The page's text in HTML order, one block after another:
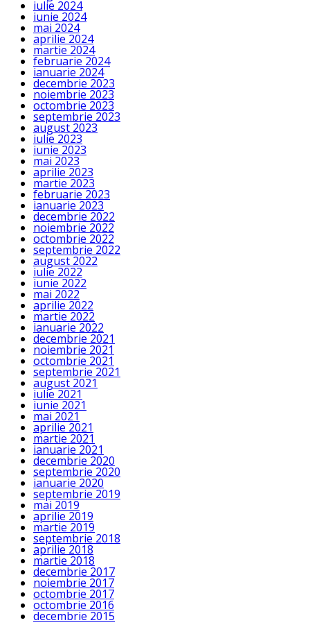
iulie 2024
iunie 2024
mai 2024
aprilie 2024
martie 2024
februarie 2024
ianuarie 2024
decembrie 2023
noiembrie 2023
octombrie 2023
septembrie 2023
august 2023
iulie 2023
iunie 2023
mai 2023
aprilie 2023
martie 2023
februarie 2023
ianuarie 2023
decembrie 2022
noiembrie 2022
octombrie 2022
septembrie 2022
august 2022
iulie 2022
iunie 2022
mai 2022
aprilie 2022
martie 2022
ianuarie 2022
decembrie 2021
noiembrie 2021
octombrie 2021
septembrie 2021
august 2021
iulie 2021
iunie 2021
mai 2021
aprilie 2021
martie 2021
ianuarie 2021
decembrie 2020
septembrie 2020
ianuarie 2020
septembrie 2019
mai 2019
aprilie 2019
martie 2019
septembrie 2018
aprilie 2018
martie 2018
decembrie 2017
noiembrie 2017
octombrie 2017
octombrie 2016
decembrie 2015